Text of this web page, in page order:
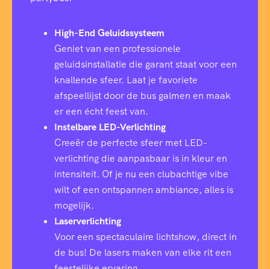
High-End Geluidssysteem
Geniet van een professionele
geluidsinstallatie die garant staat voor een
knallende sfeer. Laat je favoriete
afspeellijst door de bus galmen en maak
er een écht feest van.
Instelbare LED-Verlichting
Creeër de perfecte sfeer met LED-
verlichting die aanpasbaar is in kleur en
intensiteit. Of je nu een clubachtige vibe
wilt of een ontspannen ambiance, alles is
mogelijk.
Laserverlichting
Voor een spectaculaire lichtshow, direct in
de bus! De lasers maken van elke rit een